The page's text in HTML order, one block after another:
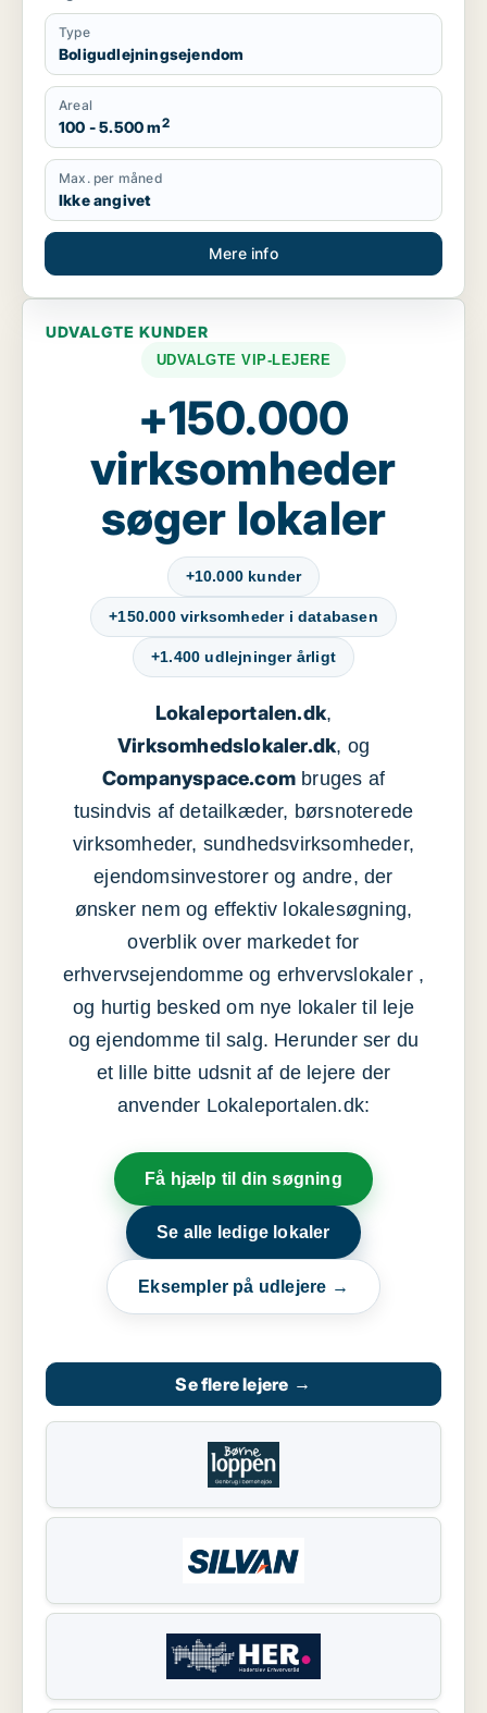
Type
Boligudlejningsejendom
Areal
100 - 5.500 m2
Max. per måned
Ikke angivet
Mere info
UDVALGTE KUNDER
UDVALGTE VIP-LEJERE
+150.000
virksomheder
søger lokaler
+10.000 kunder
+150.000 virksomheder i databasen
+1.400 udlejninger årligt
Lokaleportalen.dk,
Virksomhedslokaler.dk, og
Companyspace.com bruges af
tusindvis af detailkæder, børsnoterede
virksomheder, sundhedsvirksomheder,
ejendomsinvestorer og andre, der
ønsker nem og effektiv lokalesøgning,
overblik over markedet for
erhvervsejendomme og erhvervslokaler ,
og hurtig besked om nye lokaler til leje
og ejendomme til salg. Herunder ser du
et lille bitte udsnit af de lejere der
anvender Lokaleportalen.dk:
Få hjælp til din søgning
Se alle ledige lokaler
Eksempler på udlejere →
Se flere lejere →